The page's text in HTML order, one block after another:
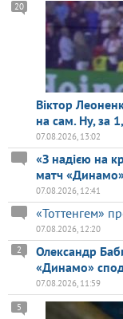
Віктор
на сам. Ну, за
20
07.08.2026, 13:02
«З надією на
матч
07.08.2026, 12:41
«Тоттенгем»
07.08.2026, 12:20
Олександр
«Динамо»
2
07.08.2026, 11:59
5